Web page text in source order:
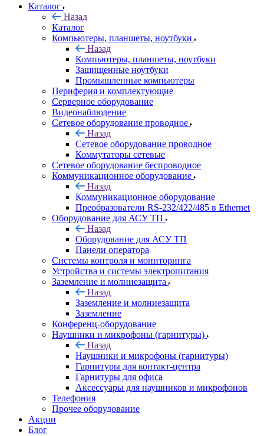
Каталог
Назад
Каталог
Компьютеры, планшеты, ноутбуки
Назад
Компьютеры, планшеты, ноутбуки
Защищенные ноутбуки
Промышленные компьютеры
Периферия и комплектующие
Серверное оборудование
Видеонаблюдение
Сетевое оборудование проводное
Назад
Сетевое оборудование проводное
Коммутаторы сетевые
Сетевое оборудование беспроводное
Коммуникационное оборудование
Назад
Коммуникационное оборудование
Преобразователи RS-232/422/485 в Ethernet
Оборудование для АСУ ТП
Назад
Оборудование для АСУ ТП
Панели оператора
Системы контроля и мониторинга
Устройства и системы электропитания
Заземление и молниезащита
Назад
Заземление и молниезащита
Заземление
Конференц-оборудование
Наушники и микрофоны (гарнитуры)
Назад
Наушники и микрофоны (гарнитуры)
Гарнитуры для контакт-центра
Гарнитуры для офиса
Аксессуары для наушников и микрофонов
Телефония
Прочее оборудование
Акции
Блог